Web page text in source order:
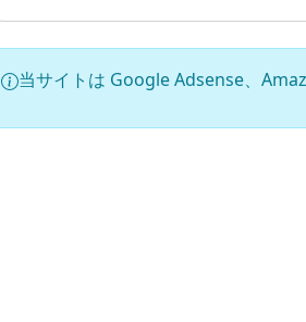
当サイトは Google Adsense、